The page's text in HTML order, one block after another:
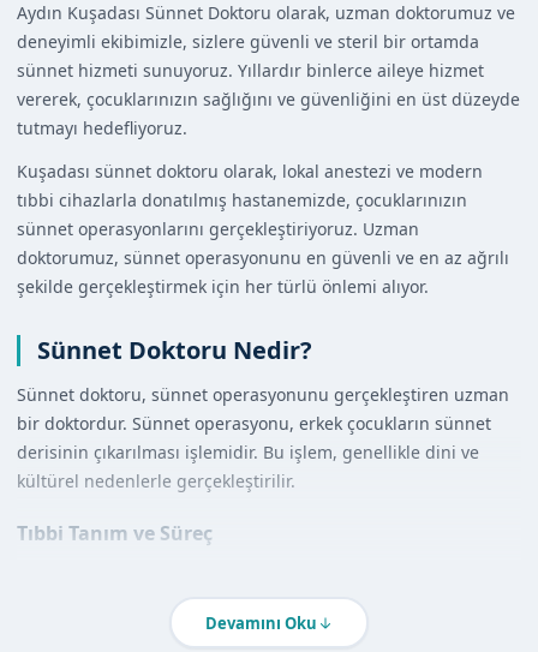
Aydın Kuşadası Sünnet Doktoru olarak, uzman doktorumuz ve
deneyimli ekibimizle, sizlere güvenli ve steril bir ortamda
sünnet hizmeti sunuyoruz. Yıllardır binlerce aileye hizmet
vererek, çocuklarınızın sağlığını ve güvenliğini en üst düzeyde
tutmayı hedefliyoruz.
Kuşadası sünnet doktoru olarak, lokal anestezi ve modern
tıbbi cihazlarla donatılmış hastanemizde, çocuklarınızın
sünnet operasyonlarını gerçekleştiriyoruz. Uzman
doktorumuz, sünnet operasyonunu en güvenli ve en az ağrılı
şekilde gerçekleştirmek için her türlü önlemi alıyor.
Sünnet Doktoru Nedir?
Sünnet doktoru, sünnet operasyonunu gerçekleştiren uzman
bir doktordur. Sünnet operasyonu, erkek çocukların sünnet
derisinin çıkarılması işlemidir. Bu işlem, genellikle dini ve
kültürel nedenlerle gerçekleştirilir.
Tıbbi Tanım ve Süreç
sayede, çocukların operasyon sırasında herhangi bir ağrı
hissetmeleri engellenir. Operasyon, uzman doktorumuz
Devamını Oku